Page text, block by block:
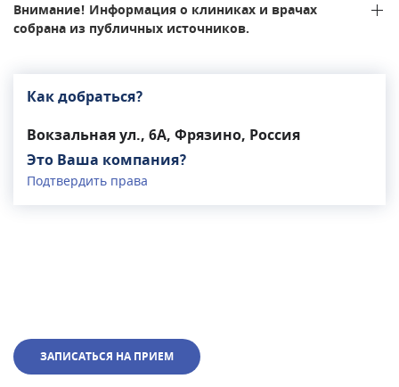
Внимание! Информация о клиниках и врачах
собрана из публичных источников.
Как добраться?
Вокзальная ул., 6А, Фрязино, Россия
Это Ваша компания?
Подтвердить права
ЗАПИСАТЬСЯ НА ПРИЕМ